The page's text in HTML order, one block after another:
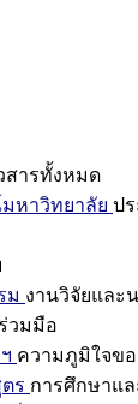
สารทั้งหมด
หาวิทยาลัย ป
ม งานวิจัยและ
วมมือ
ความภูมิใจขอ
ร การศึกษาแ